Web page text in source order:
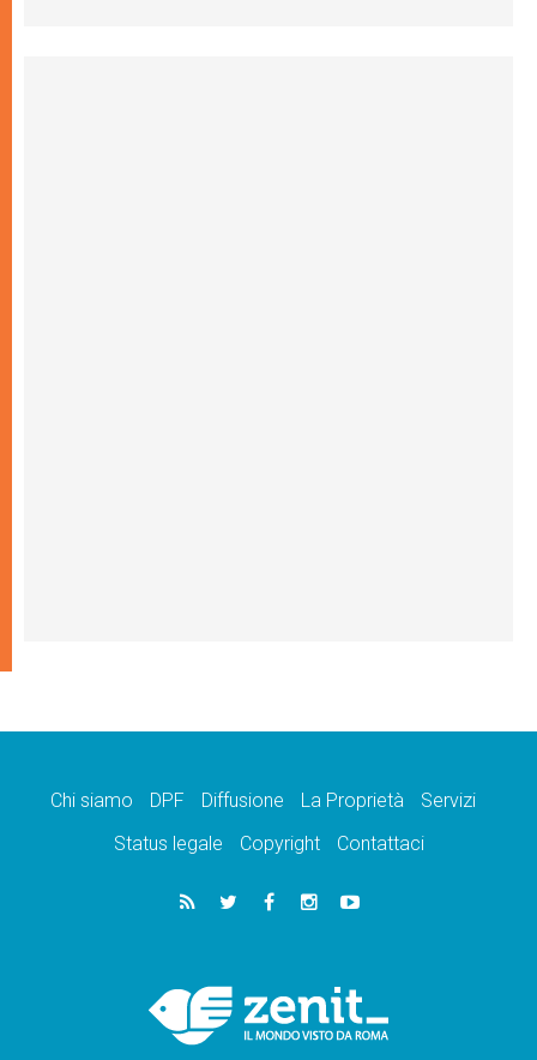
Chi siamo DPF Diffusione La Proprietà
Servizi
Status legale
Copyright Contattaci